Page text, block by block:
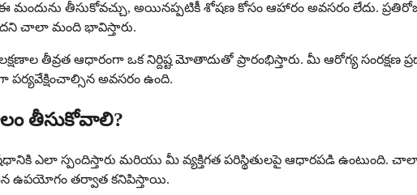
ఈ మందును తీసుకోవచ్చు, అయినప్పటికీ శోషణ కోసం ఆహారం అవసరం లేదు.
చాలా మంది భావిస్తారు.
తీవ్రత ఆధారంగా ఒక నిర్దిష్ట మోతాదుతో ప్రారంభిస్తారు. మీ ఆరోగ్య సంరక్షణ
పర్యవేక్షించాల్సిన అవసరం ఉంది.
తీసుకోవాలి?
ఎలా స్పందిస్తారు మరియు మీ వ్యక్తిగత పరిస్థితులపై ఆధారపడి ఉంటుంది.
ఉపయోగం తర్వాత కనిపిస్తాయి.